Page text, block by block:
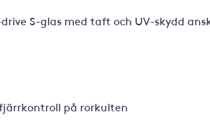
S-glas med taft och UV-skydd
på rorkulten